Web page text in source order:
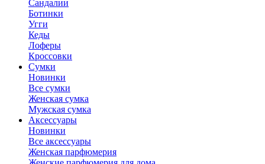
Сандалии
Ботинки
Угги
Кеды
Лоферы
Кроссовки
Сумки
Новинки
Все сумки
Женская сумка
Мужская сумка
Аксессуары
Новинки
Все аксессуары
Женская парфюмерия